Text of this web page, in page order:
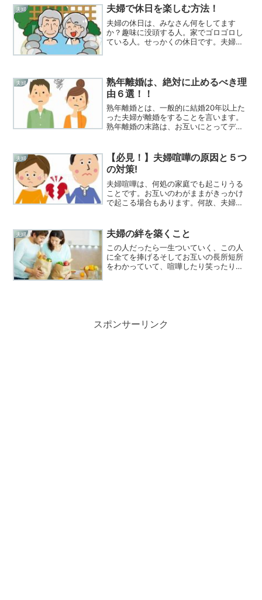
る方法７選を紹介します。何故夫婦の会
話が少なくなったのか？...
夫婦 夫婦で休日を楽しむ方法！
夫婦の休日は、みなさん何をしてます
か？趣味に没頭する人。家でゴロゴロし
ている人。せっかくの休日です。夫婦で
夫婦
熟年離婚は、絶対に止めるべき理
由６選！！
熟年離婚とは、一般的に結婚20年以上た
った夫婦が離婚をすることを言います。
熟年離婚の末路は、お互いにとってデメ
ます。長年連れ添った夫婦が、突然１人
になるのです。朝起きて...
夫婦
【必見！】夫婦喧嘩の原因と５つ
の対策!
夫婦喧嘩は、何処の家庭でも起こりうる
ことです。お互いのわがままがきっかけ
で起こる場合もあります。何故、夫婦喧
た。夫婦喧嘩の原因夫の浮気夫が他の女
性と浮気をして家に帰って...
夫婦 夫婦の絆を築くこと
この人だったら一生ついていく、この人
に全てを捧げるそしてお互いの長所短所
をわかっていて、喧嘩したり笑ったりす
スポンサーリンク